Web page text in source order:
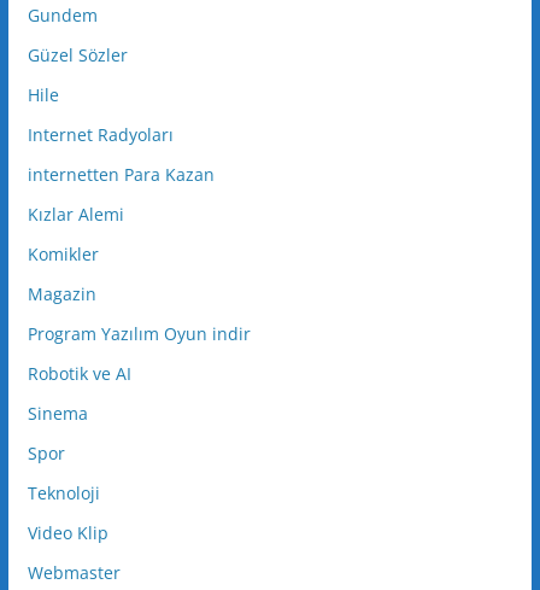
Gundem
Güzel Sözler
Hile
Internet Radyoları
internetten Para Kazan
Kızlar Alemi
Komikler
Magazin
Program Yazılım Oyun indir
Robotik ve AI
Sinema
Spor
Teknoloji
Video Klip
Webmaster